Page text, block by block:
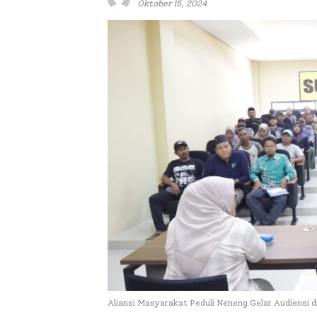
Oktober 15, 2024
Aliansi Masyarakat Peduli Neneng Gelar Audiensi